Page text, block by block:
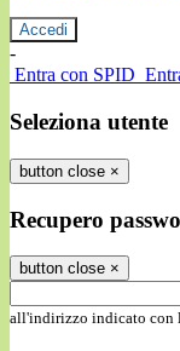
-
Entra con SPID
Seleziona utente
button close ×
Recupero
button close ×
all'indirizzo indicato con